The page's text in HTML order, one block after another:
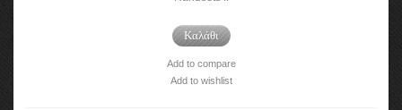
Καλάθι
Add to compare
Add to wishlist